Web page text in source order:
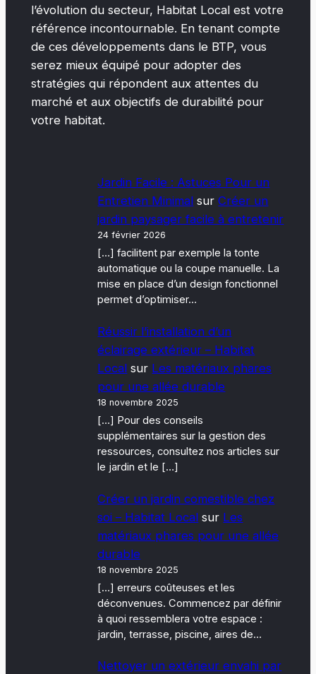
l’évolution du secteur, Habitat Local est votre
référence incontournable. En tenant compte
de ces développements dans le BTP, vous
serez mieux équipé pour adopter des
stratégies qui répondent aux attentes du
marché et aux objectifs de durabilité pour
votre habitat.
Jardin Facile : Astuces Pour un
Entretien Minimal surCréer un
jardin paysager facile à entretenir
24 février 2026
[…] facilitent par exemple la tonte
automatique ou la coupe manuelle. La
mise en place d’un design fonctionnel
permet d’optimiser…
Réussir l’installation d’un
éclairage extérieur – Habitat
Local sur Les matériaux phares
pour une allée durable
18 novembre 2025
[…] Pour des conseils
supplémentaires sur la gestion des
ressources, consultez nos articles sur
le jardin et le […]
Créer un jardin comestible chez
soi – Habitat Local sur Les
matériaux phares pour une allée
durable
18 novembre 2025
[…] erreurs coûteuses et les
déconvenues. Commencez par définir
à quoi ressemblera votre espace :
jardin, terrasse, piscine, aires de…
Nettoyer un extérieur envahi par